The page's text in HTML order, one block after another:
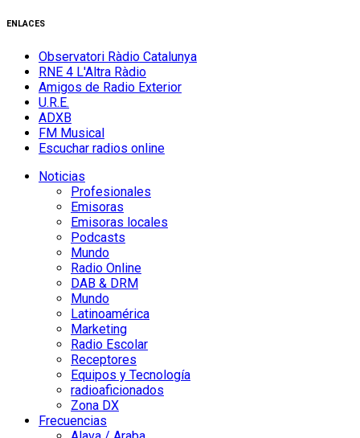
ENLACES
Observatori Ràdio Catalunya
RNE 4 L'Altra Ràdio
Amigos de Radio Exterior
U.R.E.
ADXB
FM Musical
Escuchar radios online
Noticias
Profesionales
Emisoras
Emisoras locales
Podcasts
Mundo
Radio Online
DAB & DRM
Mundo
Latinoamérica
Marketing
Radio Escolar
Receptores
Equipos y Tecnología
radioaficionados
Zona DX
Frecuencias